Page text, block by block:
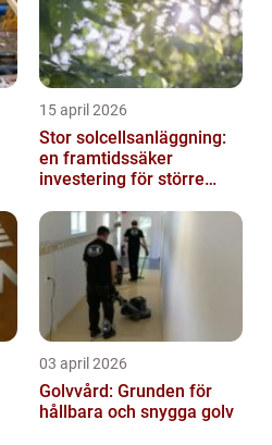
15 april 2026
Stor solcellsanläggning:
en framtidssäker
investering för större
03 april 2026
Golvvård: Grunden för
hållbara och snygga golv